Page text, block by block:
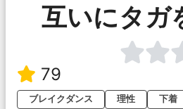
互いにタガ
79
ブレイクダンス
理性 下着